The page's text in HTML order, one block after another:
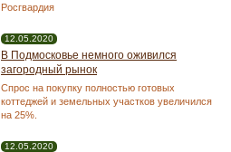
Росгвардия
12.05.2020
В Подмосковье немного оживился
загородный рынок
Спрос на покупку полностью готовых
коттеджей и земельных участков увеличился
на 25%.
12.05.2020